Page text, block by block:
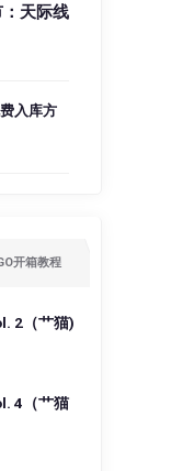
天际线
入库方
开箱教程
2（艹猫)
4（艹猫